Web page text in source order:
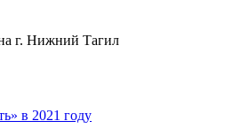
г. Нижний Тагил
в 2021 году